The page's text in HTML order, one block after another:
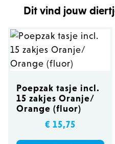
Dit vind jouw
Poepzak tasje incl.
15 zakjes Oranje/
Orange (fluor)
€ 15,75